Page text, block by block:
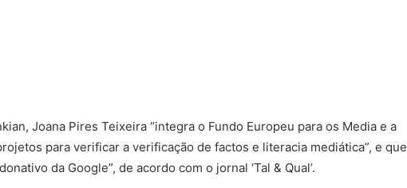
Joana Pires Teixeira “integra o Fundo Europeu para os Media e a
para verificar a verificação de factos e literacia mediática”, e que
da Google”, de acordo com o jornal ‘Tal & Qual’.